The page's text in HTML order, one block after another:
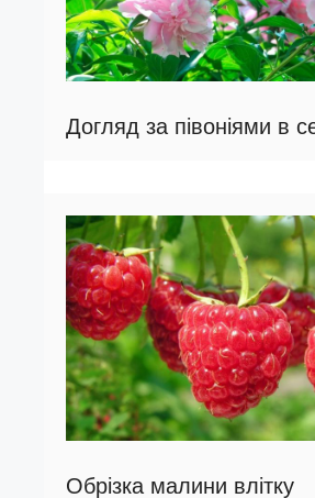
Догляд за півоніями в
Обрізка малини влітку